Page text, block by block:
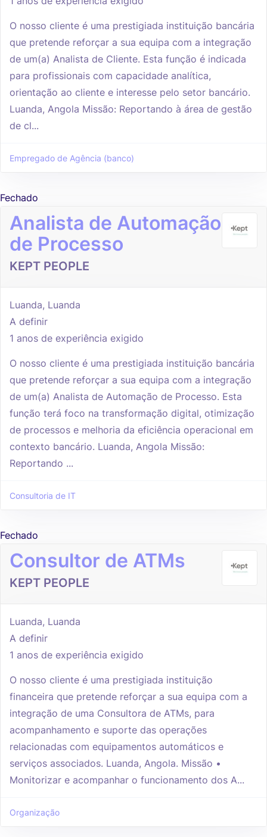
O nosso cliente é uma prestigiada instituição bancária
que pretende reforçar a sua equipa com a integração
de um(a) Analista de Cliente. Esta função é indicada
para profissionais com capacidade analítica,
orientação ao cliente e interesse pelo setor bancário.
Luanda, Angola Missão: Reportando à área de gestão
de cl...
Empregado de Agência (banco)
Fechado
Analista de Automação
de Processo
KEPT PEOPLE
Luanda, Luanda
A definir
1 anos de experiência exigido
O nosso cliente é uma prestigiada instituição bancária
que pretende reforçar a sua equipa com a integração
de um(a) Analista de Automação de Processo. Esta
função terá foco na transformação digital, otimização
de processos e melhoria da eficiência operacional em
contexto bancário. Luanda, Angola Missão:
Reportando ...
Consultoria de IT
Fechado
Consultor de ATMs
KEPT PEOPLE
Luanda, Luanda
A definir
1 anos de experiência exigido
O nosso cliente é uma prestigiada instituição
financeira que pretende reforçar a sua equipa com a
integração de uma Consultora de ATMs, para
acompanhamento e suporte das operações
relacionadas com equipamentos automáticos e
serviços associados. Luanda, Angola. Missão •
Monitorizar e acompanhar o funcionamento dos A...
Organização